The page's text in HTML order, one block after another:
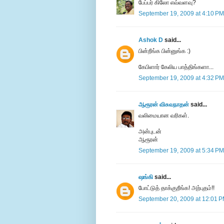
பேப்பர் கிலோ எவ்வளவு?
September 19, 2009 at 4:10 PM
Ashok D said...
பின்றீங்க பின்னுங்க :)
கேபிளார் கேலிய பாத்திங்களா...
September 19, 2009 at 4:32 PM
ஆரூரன் விசுவநாதன் said...
வலிமையான வரிகள்.
அன்புடன்
ஆரூரன்
September 19, 2009 at 5:34 PM
ஷங்கி said...
போட்டுத் தாக்குறீங்க! அற்புதம்!!
September 20, 2009 at 12:01